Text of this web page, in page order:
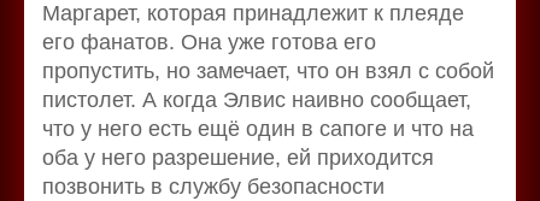
Маргарет, которая принадлежит к плеяде
его фанатов. Она уже готова его
пропустить, но замечает, что он взял с собой
пистолет. А когда Элвис наивно сообщает,
что у него есть ещё один в сапоге и что на
оба у него разрешение, ей приходится
позвонить в службу безопасности